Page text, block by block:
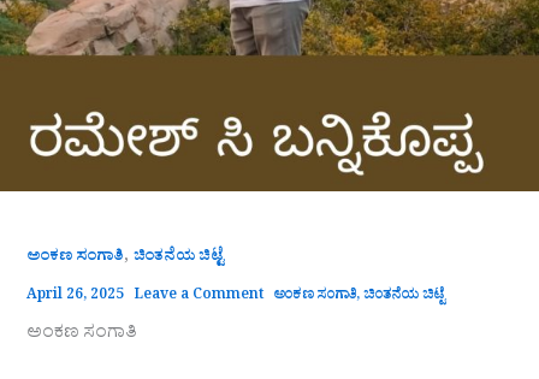
ಅಂಕಣ ಸಂಗಾತಿ, ಚಿಂತನೆಯ ಚಿಟ್ಟೆ
April 26, 2025 Leave a Comment ಅಂಕಣ ಸಂಗಾತಿ,ಚಿಂತನೆಯ ಚಿಟ್ಟೆ
ಅಂಕಣ ಸಂಗಾತಿ